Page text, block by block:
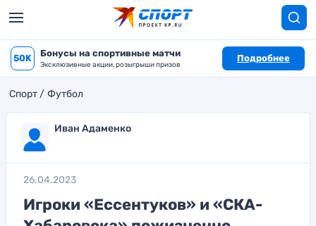
50K Бонусы на спортивные матчи
Эксклюзивные акции, розыгрыши призов
Подробнее
Спорт Футбол
Иван Адаменко
26.04.2023
Игроки «Ессентуков» и «СКА-